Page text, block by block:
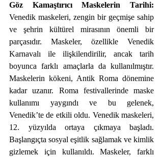
Göz Kamaştırıcı Maskelerin Tarihi:
Venedik maskeleri, zengin bir geçmişe sahip
ve şehrin kültürel mirasının önemli bir
parçasıdır. Maskeler, özellikle Venedik
Karnavalı ile ilişkilendirilir, ancak tarih
boyunca farklı amaçlarla da kullanılmıştır.
Maskelerin kökeni, Antik Roma dönemine
kadar uzanır. Roma festivallerinde maske
kullanımı yaygındı ve bu gelenek,
Venedik’te de etkili oldu. Venedik maskeleri,
12. yüzyılda ortaya çıkmaya başladı.
Başlangıçta sosyal eşitlik sağlamak ve kimlik
gizlemek için kullanıldı. Maskeler, farklı